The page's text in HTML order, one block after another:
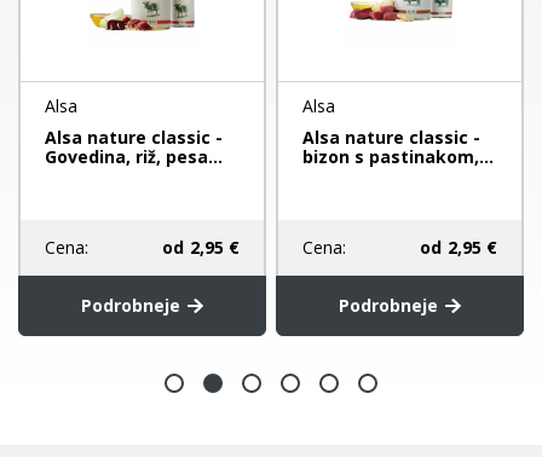
Alsa
Alsa nature classic -
Govedina, riž, pesa...
Cena: od 2,95 €
Podrobneje
Alsa
Alsa nature classic -
bizon s pastinakom,...
Cena: od 2,95 €
Podrobneje